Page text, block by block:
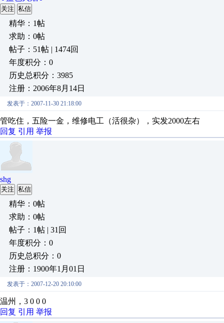
关注 私信
精华：1帖
求助：0帖
帖子：51帖 | 1474回
年度积分：0
历史总积分：3985
注册：2006年8月14日
发表于：2007-11-30 21:18:00
管吃住，五险一金，维修电工（活很杂），实发2000左右
回复 引用 举报
shg
关注 私信
精华：0帖
求助：0帖
帖子：1帖 | 31回
年度积分：0
历史总积分：0
注册：1900年1月01日
发表于：2007-12-20 20:10:00
温州，3 0 0 0
回复 引用 举报